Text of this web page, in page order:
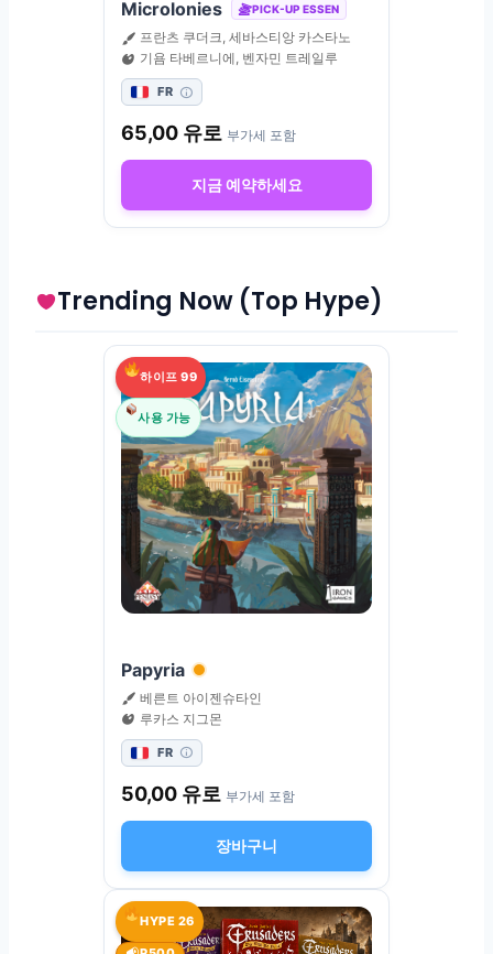
Microlonies PICK-UP ESSEN
프란츠 쿠더크, 세바스티앙 카스타노
기욤 타베르니에, 벤자민 트레일루
FR
65,00 유로 부가세 포함
지금 예약하세요
Trending Now (Top Hype)
하이프 99
사용 가능
Papyria
베른트 아이젠슈타인
루카스 지그몬
FR
50,00 유로 부가세 포함
장바구니
HYPE 26